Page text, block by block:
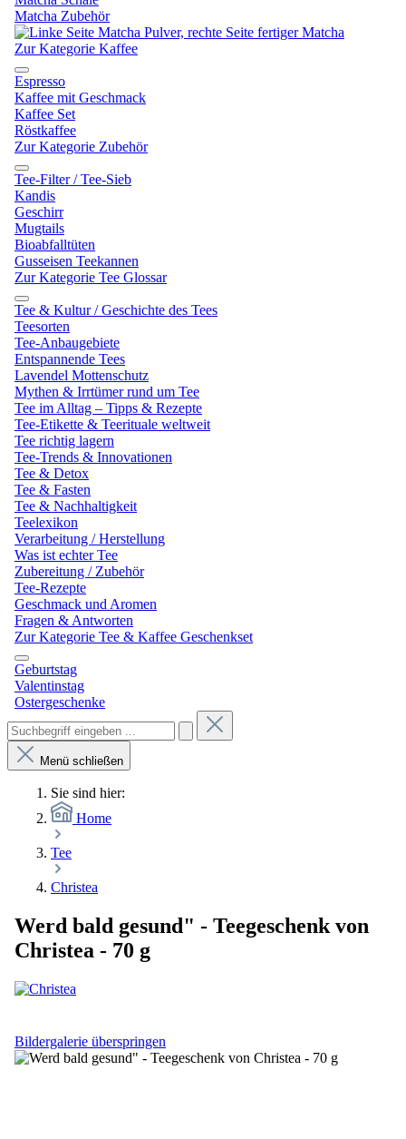
Matcha Zubehör
Zur Kategorie Kaffee
Espresso
Kaffee mit Geschmack
Kaffee Set
Röstkaffee
Zur Kategorie Zubehör
Tee-Filter / Tee-Sieb
Kandis
Geschirr
Mugtails
Bioabfalltüten
Gusseisen Teekannen
Zur Kategorie Tee Glossar
Tee & Kultur / Geschichte des Tees
Teesorten
Tee-Anbaugebiete
Entspannende Tees
Lavendel Mottenschutz
Mythen & Irrtümer rund um Tee
Tee im Alltag – Tipps & Rezepte
Tee-Etikette & Teerituale weltweit
Tee richtig lagern
Tee-Trends & Innovationen
Tee & Detox
Tee & Fasten
Tee & Nachhaltigkeit
Teelexikon
Verarbeitung / Herstellung
Was ist echter Tee
Zubereitung / Zubehör
Tee-Rezepte
Geschmack und Aromen
Fragen & Antworten
Zur Kategorie Tee & Kaffee Geschenkset
Geburtstag
Valentinstag
Ostergeschenke
Menü schließen
Sie sind hier:
Home
Tee
Christea
Werd bald gesund" - Teegeschenk von
Christea - 70 g
Bildergalerie überspringen